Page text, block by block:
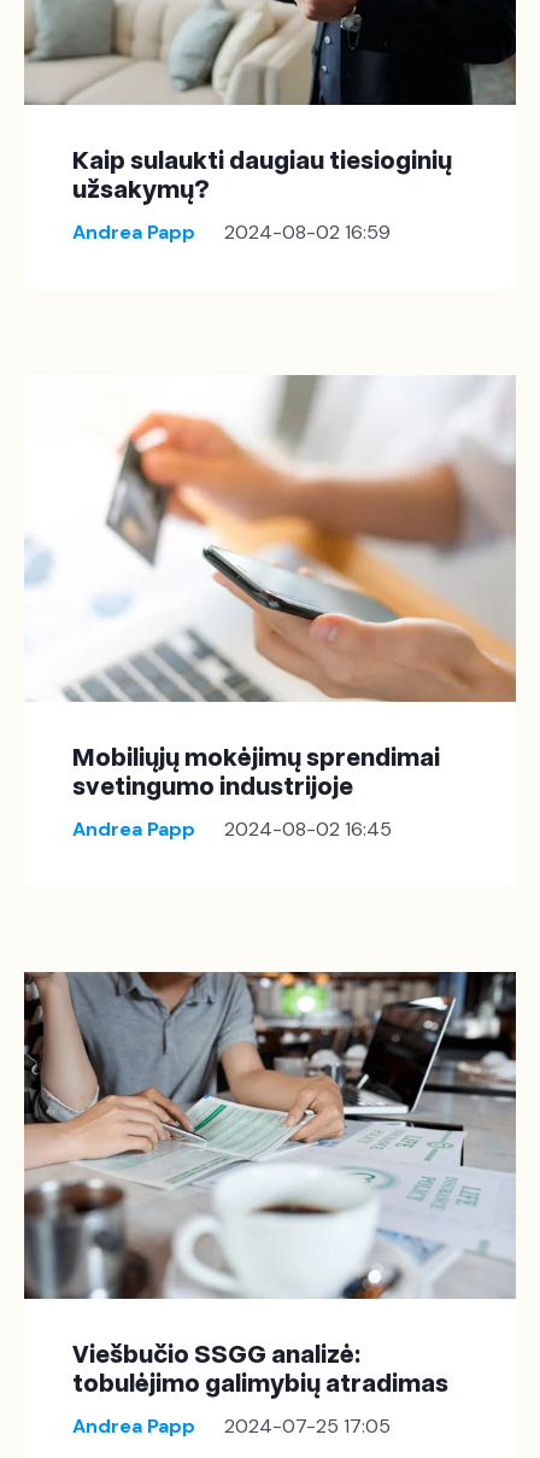
Kaip sulaukti daugiau tiesioginių
užsakymų?
Andrea Papp 2024-08-02 16:59
Mobiliųjų mokėjimų sprendimai
svetingumo industrijoje
Andrea Papp 2024-08-02 16:45
Viešbučio SSGG analizė:
tobulėjimo galimybių atradimas
Andrea Papp 2024-07-25 17:05